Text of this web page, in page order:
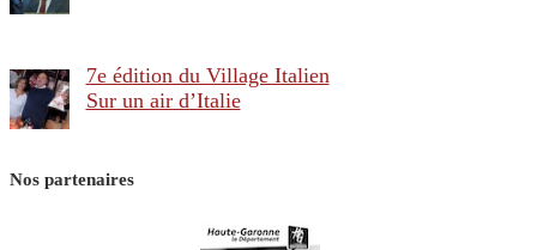
7e édition du Village Italien
Sur un air d’Italie
Nos partenaires